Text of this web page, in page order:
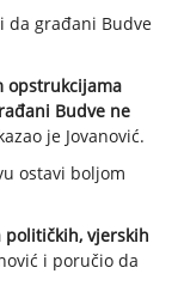
da građani Budve
opstrukcijama
Budve ne
je Jovanović.
ostavi boljom
političkih, vjerskih
i poručio da